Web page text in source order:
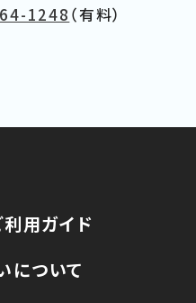
1248（有料）
利用ガイド
について